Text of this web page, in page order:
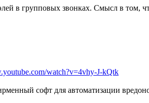
в групповых звонках. Смысл в том,
watch?v=4vhy-J-kQtk
софт для автоматизации